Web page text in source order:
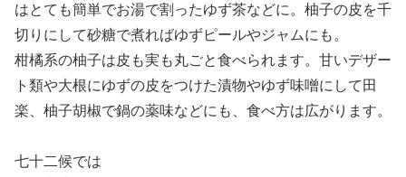
はとても簡単でお湯で割ったゆず茶などに。柚子の皮を千
切りにして砂糖で煮ればゆずピールやジャムにも。
柑橘系の柚子は皮も実も丸ごと食べられます。甘いデザー
ト類や大根にゆずの皮をつけた漬物やゆず味噌にして田
楽、柚子胡椒で鍋の薬味などにも、食べ方は広がります。
七十二候では